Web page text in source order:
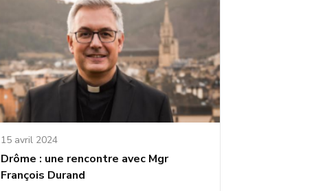
15 avril 2024
Drôme : une rencontre avec Mgr
François Durand